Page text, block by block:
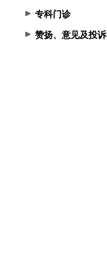
专科门诊
赞扬、意见及投诉